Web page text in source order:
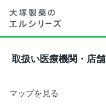
取扱い医療機関・店舗
マップを見る